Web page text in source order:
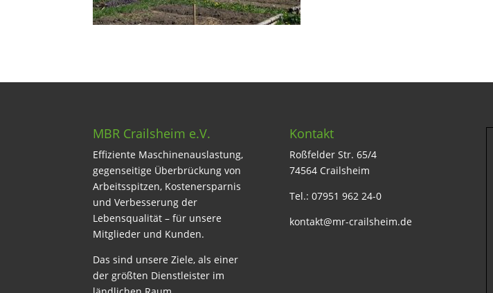
MBR Crailsheim e.V.
Effiziente Maschinenauslastung,
gegenseitige Überbrückung von
Arbeitsspitzen, Kostenersparnis
und Verbesserung der
Lebensqualität – für unsere
Mitglieder und Kunden.
Das sind unsere Ziele, als einer
der größten Dienstleister im
Kontakt
Roßfelder Str. 65/4
74564 Crailsheim
Tel.: 07951 962 24-0
kontakt@mr-crailsheim.de